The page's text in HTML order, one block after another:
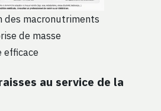
des macronutriments
de masse
efficace
au service de la